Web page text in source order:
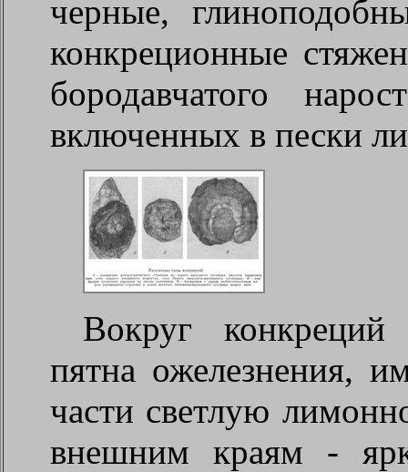
черные,
конкреционные
бородавчатого
включенных в пески
Вокруг конкреций
пятна ожелезнения,
части светлую
внешним краям -